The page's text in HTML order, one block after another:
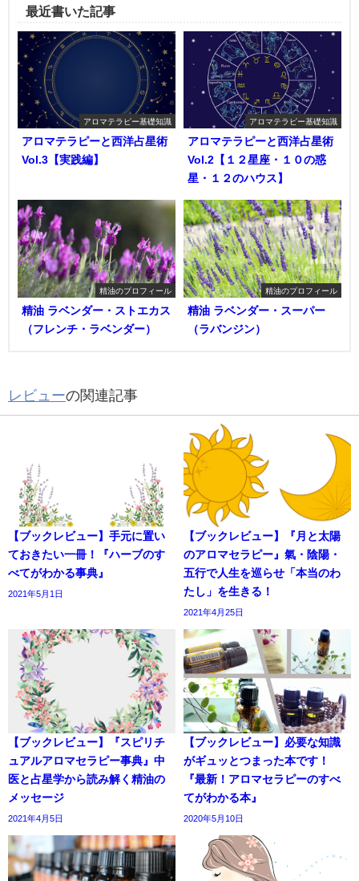
最近書いた記事
アロマテラピー基礎知識
アロマテラピーと西洋占星術
Vol.3【実践編】
アロマテラピー基礎知識
アロマテラピーと西洋占星術
Vol.2【１２星座・１０の惑
星・１２のハウス】
精油のプロフィール
精油 ラベンダー・ストエカス
（フレンチ・ラベンダー）
精油のプロフィール
精油 ラベンダー・スーパー
（ラバンジン）
レビューの関連記事
【ブックレビュー】手元に置い
ておきたい一冊！『ハーブのす
べてがわかる事典』
2021年5月1日
【ブックレビュー】『月と太陽
のアロマセラピー』氣・陰陽・
五行で人生を巡らせ「本当のわ
たし」を生きる！
2021年4月25日
【ブックレビュー】『スピリチ
ュアルアロマセラピー事典』中
医と占星学から読み解く精油の
メッセージ
2021年4月5日
【ブックレビュー】必要な知識
がギュッとつまった本です！
『最新！アロマセラピーのすべ
てがわかる本』
2020年5月10日